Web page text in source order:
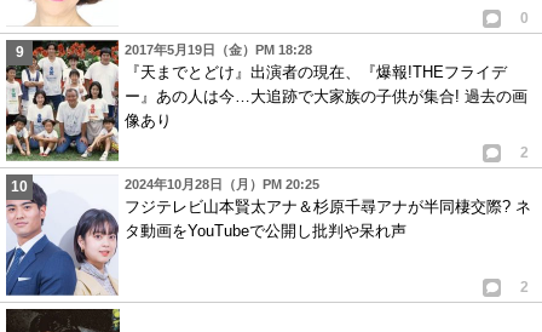
0
2017年5月19日（金）PM 18:28
『天までとどけ』出演者の現在、『爆報!THEフライデ
ー』あの人は今…大追跡で大家族の子供が集合! 過去の画
像あり
2
2024年10月28日（月）PM 20:25
フジテレビ山本賢太アナ＆杉原千尋アナが半同棲交際? ネ
タ動画をYouTubeで公開し批判や呆れ声
2